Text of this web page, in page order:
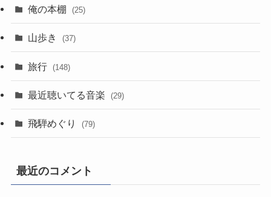
俺の本棚 (25)
山歩き (37)
旅行 (148)
最近聴いてる音楽 (29)
飛騨めぐり (79)
最近のコメント